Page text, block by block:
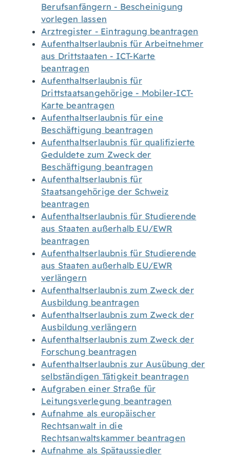
Berufsanfängern - Bescheinigung
vorlegen lassen
Arztregister - Eintragung beantragen
Aufenthaltserlaubnis für Arbeitnehmer
aus Drittstaaten - ICT-Karte
beantragen
Aufenthaltserlaubnis für
Drittstaatsangehörige - Mobiler-ICT-
Karte beantragen
Aufenthaltserlaubnis für eine
Beschäftigung beantragen
Aufenthaltserlaubnis für qualifizierte
Geduldete zum Zweck der
Beschäftigung beantragen
Aufenthaltserlaubnis für
Staatsangehörige der Schweiz
beantragen
Aufenthaltserlaubnis für Studierende
aus Staaten außerhalb EU/EWR
beantragen
Aufenthaltserlaubnis für Studierende
aus Staaten außerhalb EU/EWR
verlängern
Aufenthaltserlaubnis zum Zweck der
Ausbildung beantragen
Aufenthaltserlaubnis zum Zweck der
Ausbildung verlängern
Aufenthaltserlaubnis zum Zweck der
Forschung beantragen
Aufenthaltserlaubnis zur Ausübung der
selbständigen Tätigkeit beantragen
Aufgraben einer Straße für
Leitungsverlegung beantragen
Aufnahme als europäischer
Rechtsanwalt in die
Rechtsanwaltskammer beantragen
Aufnahme als Spätaussiedler